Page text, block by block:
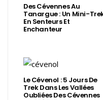
Des Cévennes Au
Tanargue : Un Mini-
En Senteurs Et
Enchanteur
Le Cévenol : 5 Jours De
Trek Dans Les Vallées
Oubliées Des Cévennes